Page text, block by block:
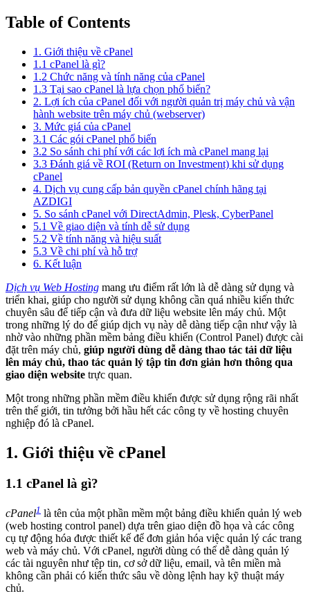
Table of Contents
1. Giới thiệu về cPanel
1.1 cPanel là gì?
1.2 Chức năng và tính năng của cPanel
1.3 Tại sao cPanel là lựa chọn phổ biến?
2. Lợi ích của cPanel đối với người quản trị máy chủ và vận
hành website trên máy chủ (webserver)
3. Mức giá của cPanel
3.1 Các gói cPanel phổ biến
3.2 So sánh chi phí với các lợi ích mà cPanel mang lại
3.3 Đánh giá về ROI (Return on Investment) khi sử dụng
cPanel
4. Dịch vụ cung cấp bản quyền cPanel chính hãng tại
AZDIGI
5. So sánh cPanel với DirectAdmin, Plesk, CyberPanel
5.1 Về giao diện và tính dễ sử dụng
5.2 Về tính năng và hiệu suất
5.3 Về chi phí và hỗ trợ
6. Kết luận
Dịch vụ Web Hosting mang ưu điểm rất lớn là dễ dàng sử dụng và
triển khai, giúp cho người sử dụng không cần quá nhiều kiến thức
chuyên sâu để tiếp cận và đưa dữ liệu website lên máy chủ. Một
trong những lý do để giúp dịch vụ này dễ dàng tiếp cận như vậy là
nhờ vào những phần mềm bảng điều khiển (Control Panel) được cài
đặt trên máy chủ, giúp người dùng dễ dàng thao tác tải dữ liệu
lên máy chủ, thao tác quản lý tập tin đơn giản hơn thông qua
giao diện website trực quan.
Một trong những phần mềm điều khiển được sử dụng rộng rãi nhất
trên thế giới, tin tưởng bởi hầu hết các công ty về hosting chuyên
nghiệp đó là cPanel.
1. Giới thiệu về cPanel
1.1 cPanel là gì?
cPanel1 là tên của một phần mềm một bảng điều khiển quản lý web
(web hosting control panel) dựa trên giao diện đồ họa và các công
cụ tự động hóa được thiết kế để đơn giản hóa việc quản lý các trang
web và máy chủ. Với cPanel, người dùng có thể dễ dàng quản lý
các tài nguyên như tệp tin, cơ sở dữ liệu, email, và tên miền mà
không cần phải có kiến thức sâu về dòng lệnh hay kỹ thuật máy
chủ.